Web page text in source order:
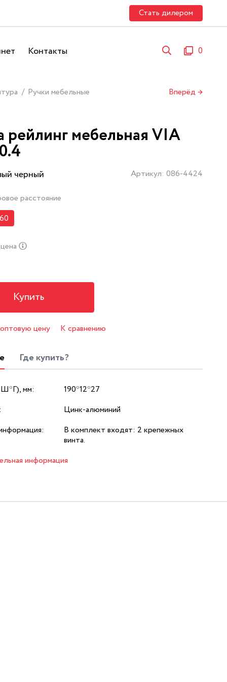
Стать дилером
Контакты 0
Ручки мебельные Вперёд →
рейлинг мебельная VIA
черный Артикул: 086-4424
расстояние
Купить
цену К сравнению
Где купить?
мм:
190*12*27
Цинк-алюминий
В комплект входят: 2 крепежных
винта.
информация